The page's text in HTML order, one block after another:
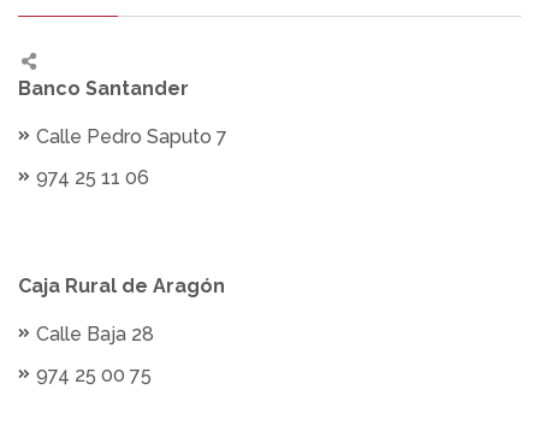
Banco Santander
Calle Pedro Saputo 7
974 25 11 06
Caja Rural de Aragón
Calle Baja 28
974 25 00 75